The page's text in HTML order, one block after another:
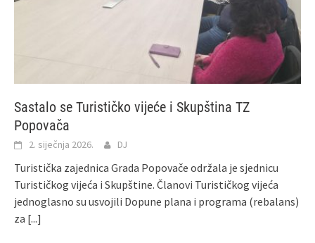
Sastalo se Turističko vijeće i Skupština TZ
Popovača
2. siječnja 2026. DJ
Turistička zajednica Grada Popovače održala je sjednicu
Turističkog vijeća i Skupštine. Članovi Turističkog vijeća
jednoglasno su usvojili Dopune plana i programa (rebalans)
za [...]